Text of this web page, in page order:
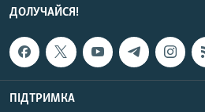
ДОЛУЧАЙСЯ!
ПІДТРИМКА